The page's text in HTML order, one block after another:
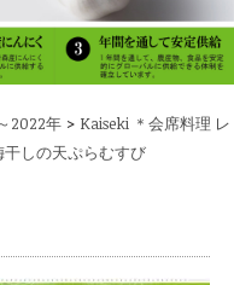
2022年 > Kaiseki ＊会席料理 レ
干しの天ぷらむすび